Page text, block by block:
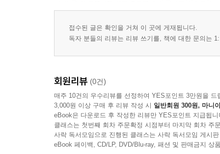
참고문헌
색인
접수된 글은 확인을 거쳐 이 곳에 게재됩니다.
독자 분들의 리뷰는 리뷰 쓰기를, 책에 대한 문의는
회원리뷰 (0건)
매주 10건의 우수리뷰를 선정하여 YES포인트 3만원을 드
3,000원 이상 구매 후 리뷰 작성 시 일반회원 300원, 마니
eBook은 다운로드 후 작성한 리뷰만 YES포인트 지급됩니
클래스는 첫번째 회차 주문확정 시점부터 마지막 회차 주
사락 독서모임으로 진행된 클래스는 사락 독서모임 게시
eBook 페이백, CD/LP, DVD/Blu-ray, 패션 및 판매금지 상